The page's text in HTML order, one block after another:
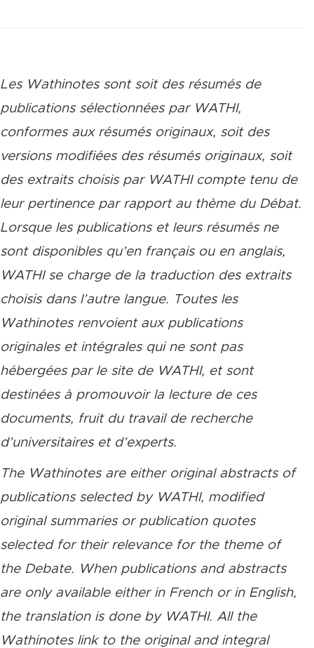
Les Wathinotes sont soit des résumés de
publications sélectionnées par WATHI,
conformes aux résumés originaux, soit des
versions modifiées des résumés originaux, soit
des extraits choisis par WATHI compte tenu de
leur pertinence par rapport au thème du Débat.
Lorsque les publications et leurs résumés ne
sont disponibles qu’en français ou en anglais,
WATHI se charge de la traduction des extraits
choisis dans l’autre langue. Toutes les
Wathinotes renvoient aux publications
originales et intégrales qui ne sont pas
hébergées par le site de WATHI, et sont
destinées à promouvoir la lecture de ces
documents, fruit du travail de recherche
d’universitaires et d’experts.
The Wathinotes are either original abstracts of
publications selected by WATHI, modified
original summaries or publication quotes
selected for their relevance for the theme of
the Debate. When publications and abstracts
are only available either in French or in English,
the translation is done by WATHI. All the
Wathinotes link to the original and integral